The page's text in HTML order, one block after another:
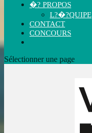
�? PROPOS
L?�?QUIPE
CONTACT
CONCOURS
Sélectionner une page